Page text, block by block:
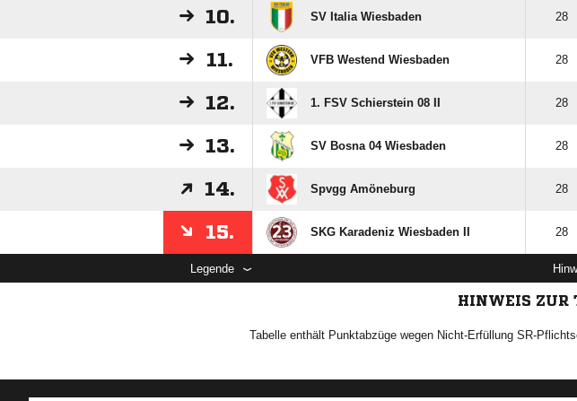
10. SV Italia Wiesbaden 28
11. VFB Westend Wiesbaden 28
12. 1. FSV Schierstein 08 II 28
13. SV Bosna 04 Wiesbaden 28
14. Spvgg Amöneburg 28
15. SKG Karadeniz Wiesbaden II 28
Legende
HINWEIS ZUR
Tabelle enthält Punktabzüge wegen Nicht-Erfüllung SR-